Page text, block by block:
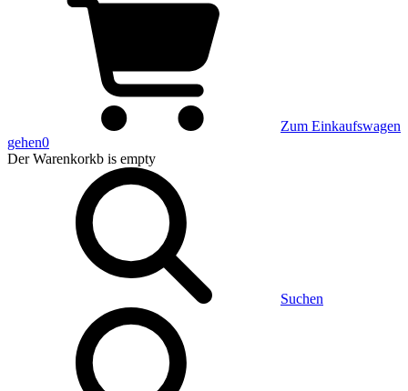
Zum Einkaufswagen
gehen0
Der Warenkorkb is empty
Suchen